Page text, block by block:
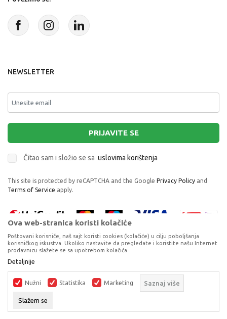
NEWSLETTER
PRIJAVITE SE
Čitao sam i složio se sa uslovima korištenja
This site is protected by reCAPTCHA and the Google Privacy Policy and
Terms of Service apply.
Proizvode na sajtu nastojimo da opišemo što je preciznije moguće, ali ne
možemo garantovati da su svi podaci i fotografije, navedeni u okrviru
proizvoda, u potpunosti kompletni i bez grešaka. Svi artikli prikazani na
sajtu su dio naše ponude, ali ne podrazumijeva da su dostupni u svakom
Ova web-stranica koristi kolačiće
Poštovani korisniče, naš sajt koristi cookies (kolačiće) u cilju poboljšanja
korisničkog iskustva. Ukoliko nastavite da pregledate i koristite našu Internet
prodavnicu slažete se sa upotrebom kolačića.
Detaljnije
Nužni Statistika Marketing Saznaj više
Slažem se